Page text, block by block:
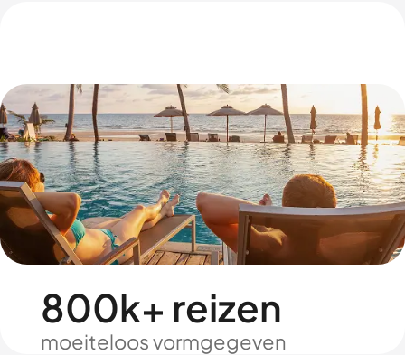
800k+ reizen
moeiteloos vormgegeven